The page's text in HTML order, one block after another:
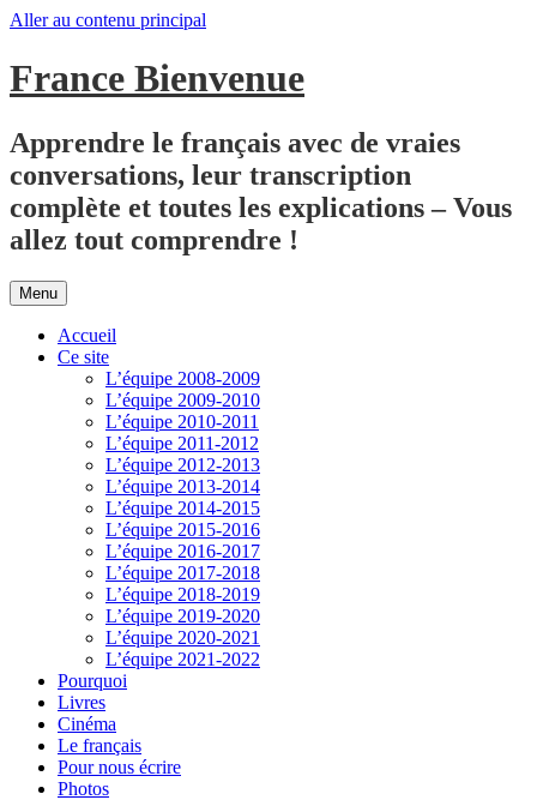
Aller au contenu principal
France Bienvenue
Apprendre le français avec de vraies
conversations, leur transcription
complète et toutes les explications – Vous
allez tout comprendre !
Menu
Accueil
Ce site
L’équipe 2008-2009
L’équipe 2009-2010
L’équipe 2010-2011
L’équipe 2011-2012
L’équipe 2012-2013
L’équipe 2013-2014
L’équipe 2014-2015
L’équipe 2015-2016
L’équipe 2016-2017
L’équipe 2017-2018
L’équipe 2018-2019
L’équipe 2019-2020
L’équipe 2020-2021
L’équipe 2021-2022
Pourquoi
Livres
Cinéma
Le français
Pour nous écrire
Photos